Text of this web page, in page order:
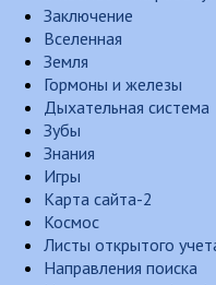
Заключение
Вселенная
Земля
Гормоны и железы
Дыхательная система
Зубы
Знания
Игры
Карта сайта-2
Космос
Листы открытого
Направления поиска